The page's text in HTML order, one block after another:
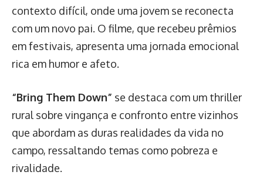
contexto difícil, onde uma jovem se reconecta
com um novo pai. O filme, que recebeu prêmios
em festivais, apresenta uma jornada emocional
rica em humor e afeto.
“Bring Them Down” se destaca com um thriller
rural sobre vingança e confronto entre vizinhos
que abordam as duras realidades da vida no
campo, ressaltando temas como pobreza e
rivalidade.